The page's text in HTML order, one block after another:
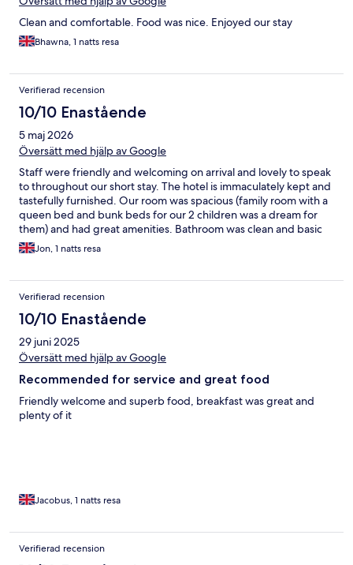
Clean and comfortable. Food was nice. Enjoyed our stay
Bhawna, 1 natts resa
Verifierad recension
10/10 Enastående
5 maj 2026
Översätt med hjälp av Google
Staff were friendly and welcoming on arrival and lovely to speak
to throughout our short stay. The hotel is immaculately kept and
tastefully furnished. Our room was spacious (family room with a
queen bed and bunk beds for our 2 children was a dream for
them) and had great amenities. Bathroom was clean and basic
toiletries were supplied along with shaving and dental kits.
Enjoyed our short stay and would highly recommned.
Jon, 1 natts resa
Verifierad recension
10/10 Enastående
29 juni 2025
Översätt med hjälp av Google
Recommended for service and great food
Friendly welcome and superb food, breakfast was great and
plenty of it
Jacobus, 1 natts resa
Verifierad recension